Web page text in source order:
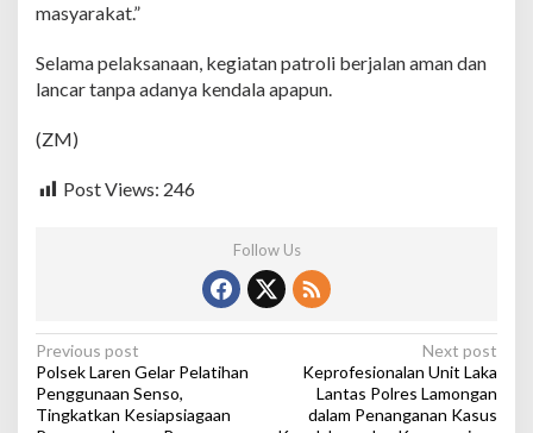
a
u
a
C
T
V
masyarakat.”
Selama pelaksanaan, kegiatan patroli berjalan aman dan
lancar tanpa adanya kendala apapun.
(ZM)
Post Views: 246
Follow Us
P
o
s
Previous post
Polsek Laren Gelar Pelatihan
Penggunaan Senso,
Tingkatkan Kesiapsiagaan
Next post
Keprofesionalan Unit Laka
Lantas Polres Lamongan
dalam Penanganan Kasus